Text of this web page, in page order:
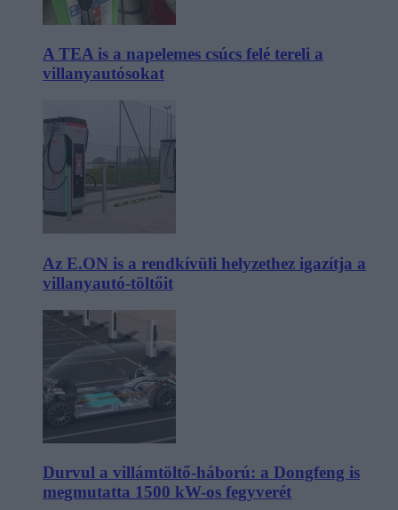
A TEA is a napelemes csúcs felé tereli a
villanyautósokat
Az E.ON is a rendkívüli helyzethez igazítja a
villanyautó-töltőit
Durvul a villámtöltő-háború: a Dongfeng is
megmutatta 1500 kW-os fegyverét